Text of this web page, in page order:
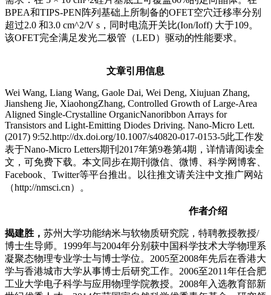
BPEA和TIPS-PEN阵列基础上所制备的OFET空穴迁移率分别
超过2.0 和3.0 cm^2/V s，同时电流开关比(Ion/Ioff) 大于109。
该OFET完全满足发光二极管（LED）驱动的性能要求。
文章引用信息
Wei Wang, Liang Wang, Gaole Dai, Wei Deng, Xiujuan Zhang,
Jiansheng Jie, XiaohongZhang, Controlled Growth of Large-Area
Aligned Single-Crystalline OrganicNanoribbon Arrays for
Transistors and Light-Emitting Diodes Driving. Nano-Micro Lett.
(2017) 9:52.http://dx.doi.org/10.1007/s40820-017-0153-5此工作发
表于Nano-Micro Letters期刊2017年第9卷第4期，详情请阅读全
文，可免费下载。本文同步在期刊微信、微博、科学网博客、
Facebook、Twitter等平台推出。以往推文请关注中文推广网站
（http://nmsci.cn）。
作者介绍
揭建胜， 苏州大学功能纳米与软物质研究院，特聘教授教授/
博士生导师。1999年与2004年分别获中国科学技术大学物理系
凝聚态物理专业学士与博士学位。2005至2008年先后在香港大
学与香港城市大学从事博士后研究工作。2006至2011年任合肥
工业大学电子科学与应用物理学院教授。2008年入选教育部新